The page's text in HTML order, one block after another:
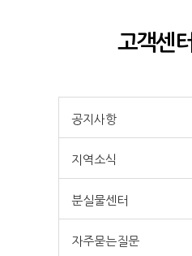
고객센터
공지사항
지역소식
분실물센터
자주묻는질문